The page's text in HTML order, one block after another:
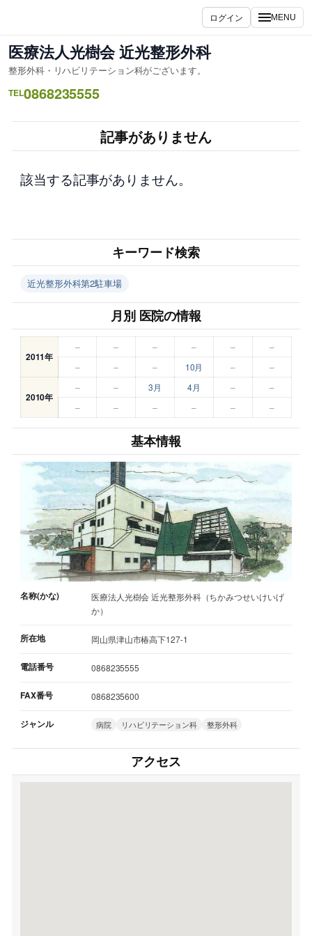
を
ス
キ
ッ
ログイン MENU
医療法人光樹会 近光整形外科
整形外科・リハビリテーション科がございます。
TEL0868235555
記事がありません
該当する記事がありません。
キーワード検索
近光整形外科第2駐車場
月別 医院の情報
2011年
– – – – –
–
–
– – 10月 – –
2010年
– – 3月 4月 –
–
–
– – – – –
基本情報
名称(かな)
医療法人光樹会 近光整形外科（ちかみつせいけいげ
か）
所在地 岡山県津山市椿高下127-1
電話番号 0868235555
FAX番号 0868235600
ジャンル 病院 リハビリテーション科 整形外科
アクセス